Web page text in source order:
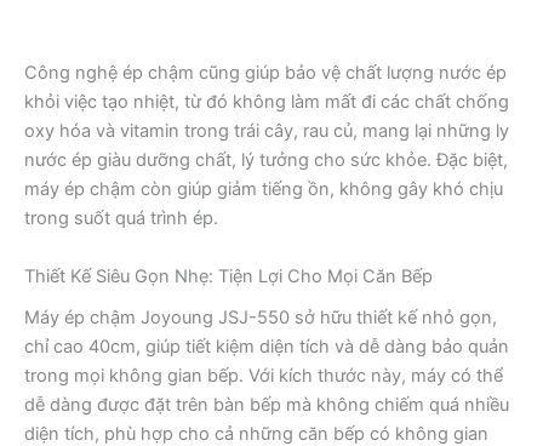
Công nghệ ép chậm cũng giúp bảo vệ chất lượng nước ép
khỏi việc tạo nhiệt, từ đó không làm mất đi các chất chống
oxy hóa và vitamin trong trái cây, rau củ, mang lại những ly
nước ép giàu dưỡng chất, lý tưởng cho sức khỏe. Đặc biệt,
máy ép chậm còn giúp giảm tiếng ồn, không gây khó chịu
trong suốt quá trình ép.
Thiết Kế Siêu Gọn Nhẹ: Tiện Lợi Cho Mọi Căn Bếp
Máy ép chậm Joyoung JSJ-550 sở hữu thiết kế nhỏ gọn,
chỉ cao 40cm, giúp tiết kiệm diện tích và dễ dàng bảo quản
trong mọi không gian bếp. Với kích thước này, máy có thể
dễ dàng được đặt trên bàn bếp mà không chiếm quá nhiều
diện tích, phù hợp cho cả những căn bếp có không gian